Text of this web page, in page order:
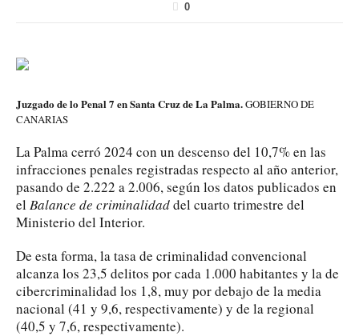
0
Juzgado de lo Penal 7 en Santa Cruz de La Palma.GOBIERNO DE
CANARIAS
La Palma cerró 2024 con un descenso del 10,7% en las
infracciones penales registradas respecto al año anterior,
pasando de 2.222 a 2.006, según los datos publicados en
el Balance de criminalidaddel cuarto trimestre del
Ministerio del Interior.
De esta forma, la tasa de criminalidad convencional
alcanza los 23,5 delitos por cada 1.000 habitantes y la de
cibercriminalidad los 1,8, muy por debajo de la media
nacional (41 y 9,6, respectivamente) y de la regional
(40,5 y 7,6, respectivamente).